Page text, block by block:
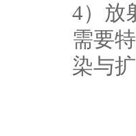
4）放
需要
染与